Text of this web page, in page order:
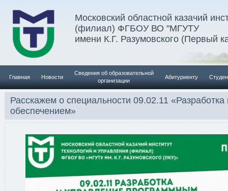
Московский областной казачий
(филиал) ФГБОУ ВО "МГУТУ
имени К.Г. Разумовского (Первый
Главная Новости
Сведения об образовательной
организации
Абитуриенту
Расскажем о специальности 09.02.11
обеспечением»